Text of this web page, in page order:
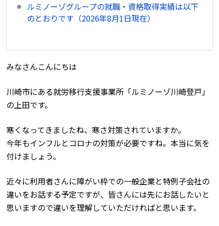
ルミノーゾグループの就職・資格取得実績は以下
のとおりです（2026年8月1日現在）
みなさんこんにちは
川崎市にある就労移行支援事業所「ルミノーゾ川崎登戸」
の上田です。
寒くなってきましたね、寒さ対策されていますか。
今年もインフルとコロナの対策が必要ですね。本当に気を
付けましょう。
近々に利用者さんに障がい枠での一般企業と特例子会社の
違いをお話する予定ですが、皆さんには先にお話したいと
思いますので違いを理解していただければと思います。